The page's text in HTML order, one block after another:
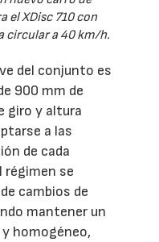
el XDisc 710 con
circular a 40 km/h.
del conjunto es
900 mm de
giro y altura
a las
de cada
régimen se
cambios de
mantener un
homogéneo,